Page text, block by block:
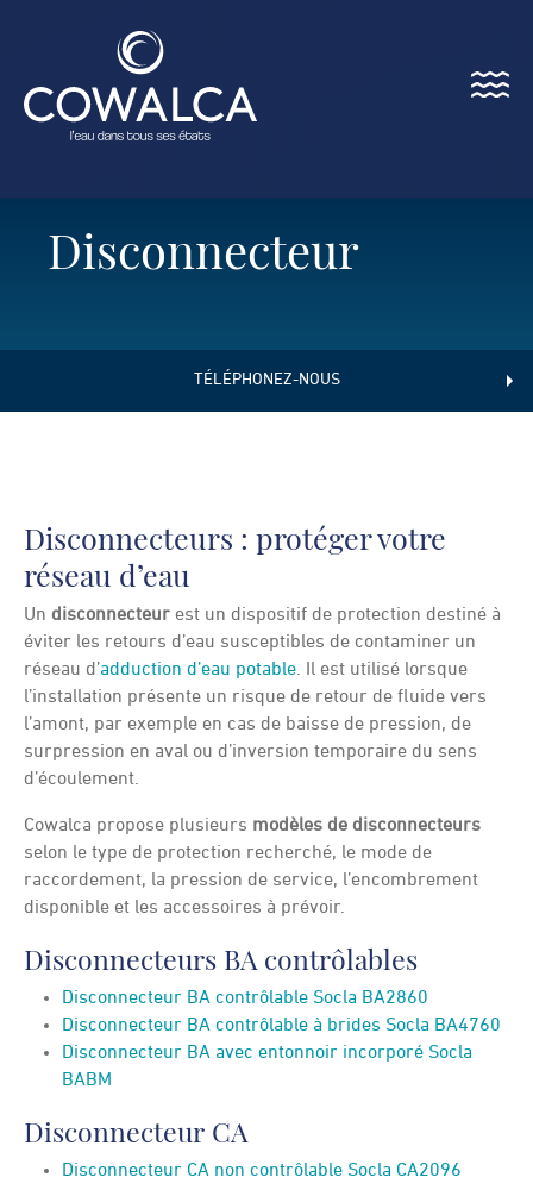
Menu
Disconnecteur
TÉLÉPHONEZ-NOUS
Disconnecteurs : protéger votre
réseau d’eau
Un disconnecteur est un dispositif de protection destiné à
éviter les retours d’eau susceptibles de contaminer un
réseau d’adduction d’eau potable. Il est utilisé lorsque
l’installation présente un risque de retour de fluide vers
l’amont, par exemple en cas de baisse de pression, de
surpression en aval ou d’inversion temporaire du sens
d’écoulement.
Cowalca propose plusieurs modèles de disconnecteurs
selon le type de protection recherché, le mode de
raccordement, la pression de service, l’encombrement
disponible et les accessoires à prévoir.
Disconnecteurs BA contrôlables
Disconnecteur BA contrôlable Socla BA2860
Disconnecteur BA contrôlable à brides Socla BA4760
Disconnecteur BA avec entonnoir incorporé Socla
BABM
Disconnecteur CA
Disconnecteur CA non contrôlable Socla CA2096